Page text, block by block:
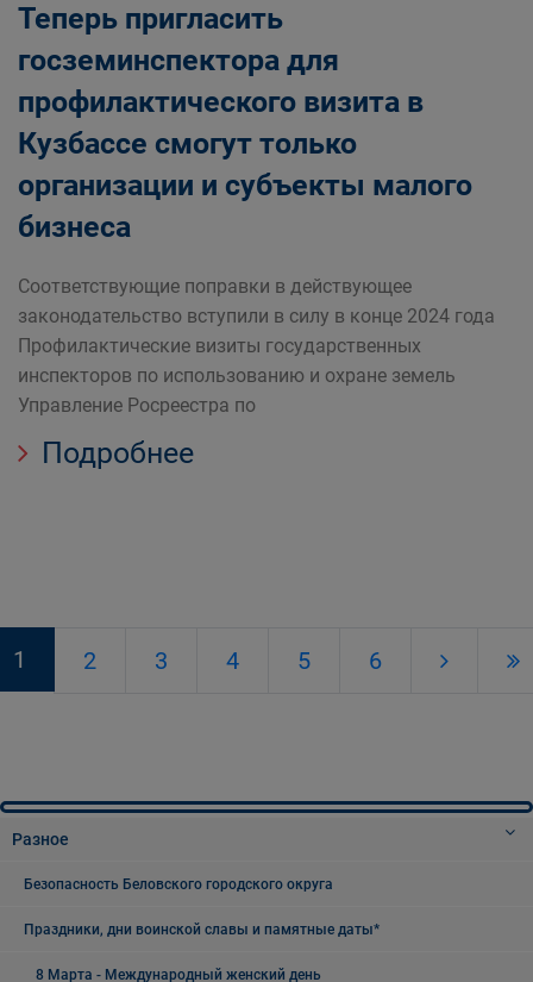
Теперь пригласить
госземинспектора для
профилактического визита в
Кузбассе смогут только
организации и субъекты малого
бизнеса
Соответствующие поправки в действующее
законодательство вступили в силу в конце 2024 года
Профилактические визиты государственных
инспекторов по использованию и охране земель
Управление Росреестра по
Подробнее
1 2 3 4 5 6
Разное
Безопасность Беловского городского округа
Праздники, дни воинской славы и памятные даты*
8 Марта - Международный женский день